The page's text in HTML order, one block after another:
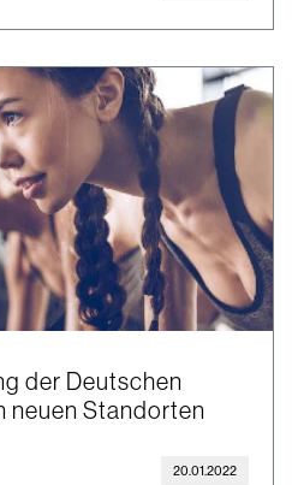
der Deutschen
neuen Standorten
20.01.2022